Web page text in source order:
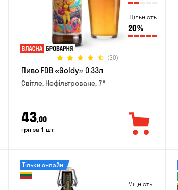
Щільність
20%
(30)
Пиво FDB «Goldy» 0.33л
Світле, Нефільтроване, 7°
43,00
грн за 1 шт
Міцність
Тільки онлайн